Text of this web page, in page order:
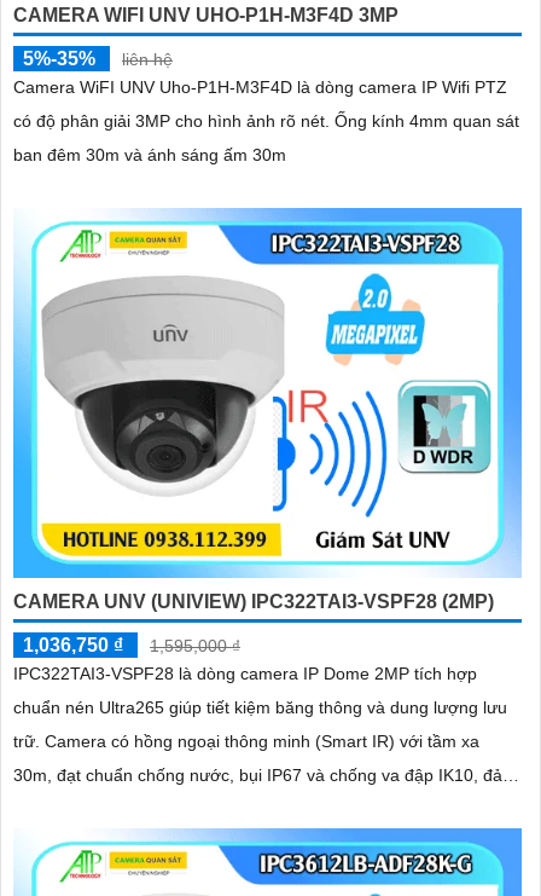
CAMERA WIFI UNV UHO-P1H-M3F4D 3MP
5%-35%
liên hệ
Camera WiFI UNV Uho-P1H-M3F4D là dòng camera IP Wifi PTZ
có độ phân giải 3MP cho hình ảnh rõ nét. Ống kính 4mm quan sát
ban đêm 30m và ánh sáng ấm 30m
CAMERA UNV (UNIVIEW) IPC322TAI3-VSPF28 (2MP)
1,036,750 ₫
1,595,000 ₫
IPC322TAI3-VSPF28 là dòng camera IP Dome 2MP tích hợp
chuẩn nén Ultra265 giúp tiết kiệm băng thông và dung lượng lưu
trữ. Camera có hồng ngoại thông minh (Smart IR) với tầm xa
30m, đạt chuẩn chống nước, bụi IP67 và chống va đập IK10, đảm
dễ dàng và tiết kiệm chi phí